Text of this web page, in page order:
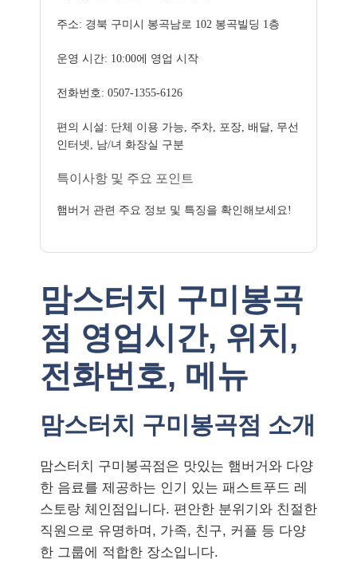
주소: 경북 구미시 봉곡남로 102 봉곡빌딩 1층
운영 시간: 10:00에 영업 시작
전화번호: 0507-1355-6126
편의 시설: 단체 이용 가능, 주차, 포장, 배달, 무선
인터넷, 남/녀 화장실 구분
특이사항 및 주요 포인트
햄버거 관련 주요 정보 및 특징을 확인해보세요!
맘스터치 구미봉곡
점 영업시간, 위치,
전화번호, 메뉴
맘스터치 구미봉곡점 소개
맘스터치 구미봉곡점은 맛있는 햄버거와 다양
한 음료를 제공하는 인기 있는 패스트푸드 레
스토랑 체인점입니다. 편안한 분위기와 친절한
직원으로 유명하며, 가족, 친구, 커플 등 다양
한 그룹에 적합한 장소입니다.